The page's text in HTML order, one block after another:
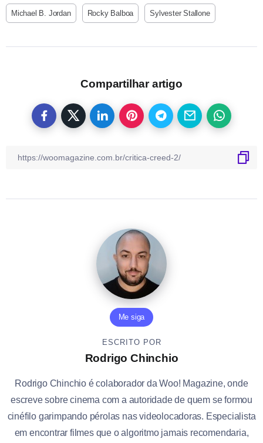
Michael B. Jordan Rocky Balboa Sylvester Stallone
Compartilhar artigo
Me siga
ESCRITO POR
Rodrigo Chinchio
Rodrigo Chinchio é colaborador da Woo! Magazine, onde
escreve sobre cinema com a autoridade de quem se formou
cinéfilo garimpando pérolas nas videolocadoras. Especialista
em encontrar filmes que o algoritmo jamais recomendaria,